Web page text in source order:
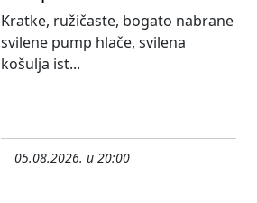
Kratke, ružičaste, bogato nabrane
svilene pump hlače, svilena
košulja ist...
05.08.2026. u 20:00